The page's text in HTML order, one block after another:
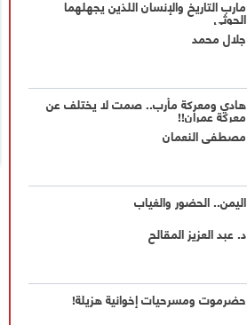
مارب التاريخ والإنسان اللذين يجهلهما
الحوثي
جلال محمد
هادي ومعركة مأرب.. صمت لا يختلف عن
معركة عمران!!
مصطفى النعمان
اليمن.. الحضور والغياب
د. عبد العزيز المقالح
حضرموت ومسرحيات إخوانية هزيلة!